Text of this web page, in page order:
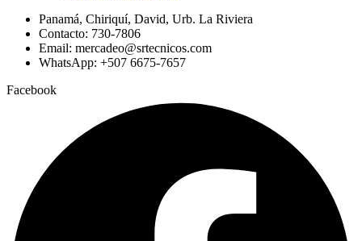
Panamá, Chiriquí, David, Urb. La Riviera
Contacto: 730-7806
Email: mercadeo@srtecnicos.com
WhatsApp: +507 6675-7657
Facebook